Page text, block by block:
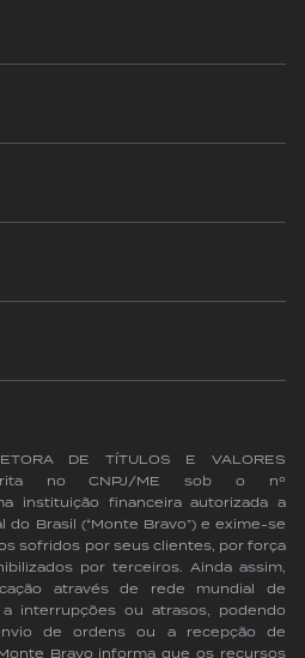
DE TÍTULOS E VALORES
no CNPJ/ME sob o nº
instituição financeira autorizada a
Brasil (“Monte Bravo”) e exime-se
sofridos por seus clientes, por força
por terceiros. Ainda assim,
através de rede mundial de
interrupções ou atrasos, podendo
de ordens ou a recepção de
Bravo informa que os recursos